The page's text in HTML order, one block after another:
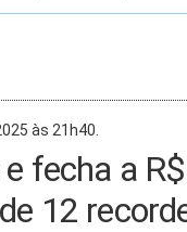
às 21h40.
fecha a
12